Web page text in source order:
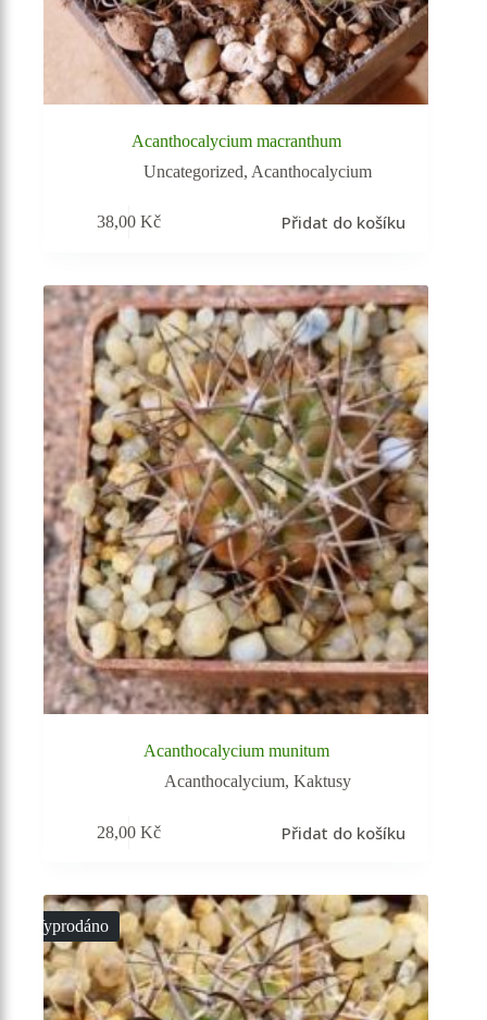
Acanthocalycium macranthum
Uncategorized, Acanthocalycium
38,00Kč Přidat do košíku
Acanthocalycium munitum
Acanthocalycium,Kaktusy
28,00Kč Přidat do košíku
Vyprodáno